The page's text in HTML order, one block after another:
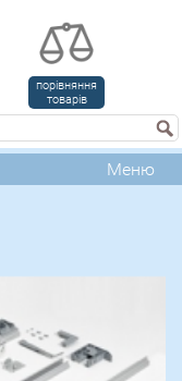
порівняння
товарів
Меню